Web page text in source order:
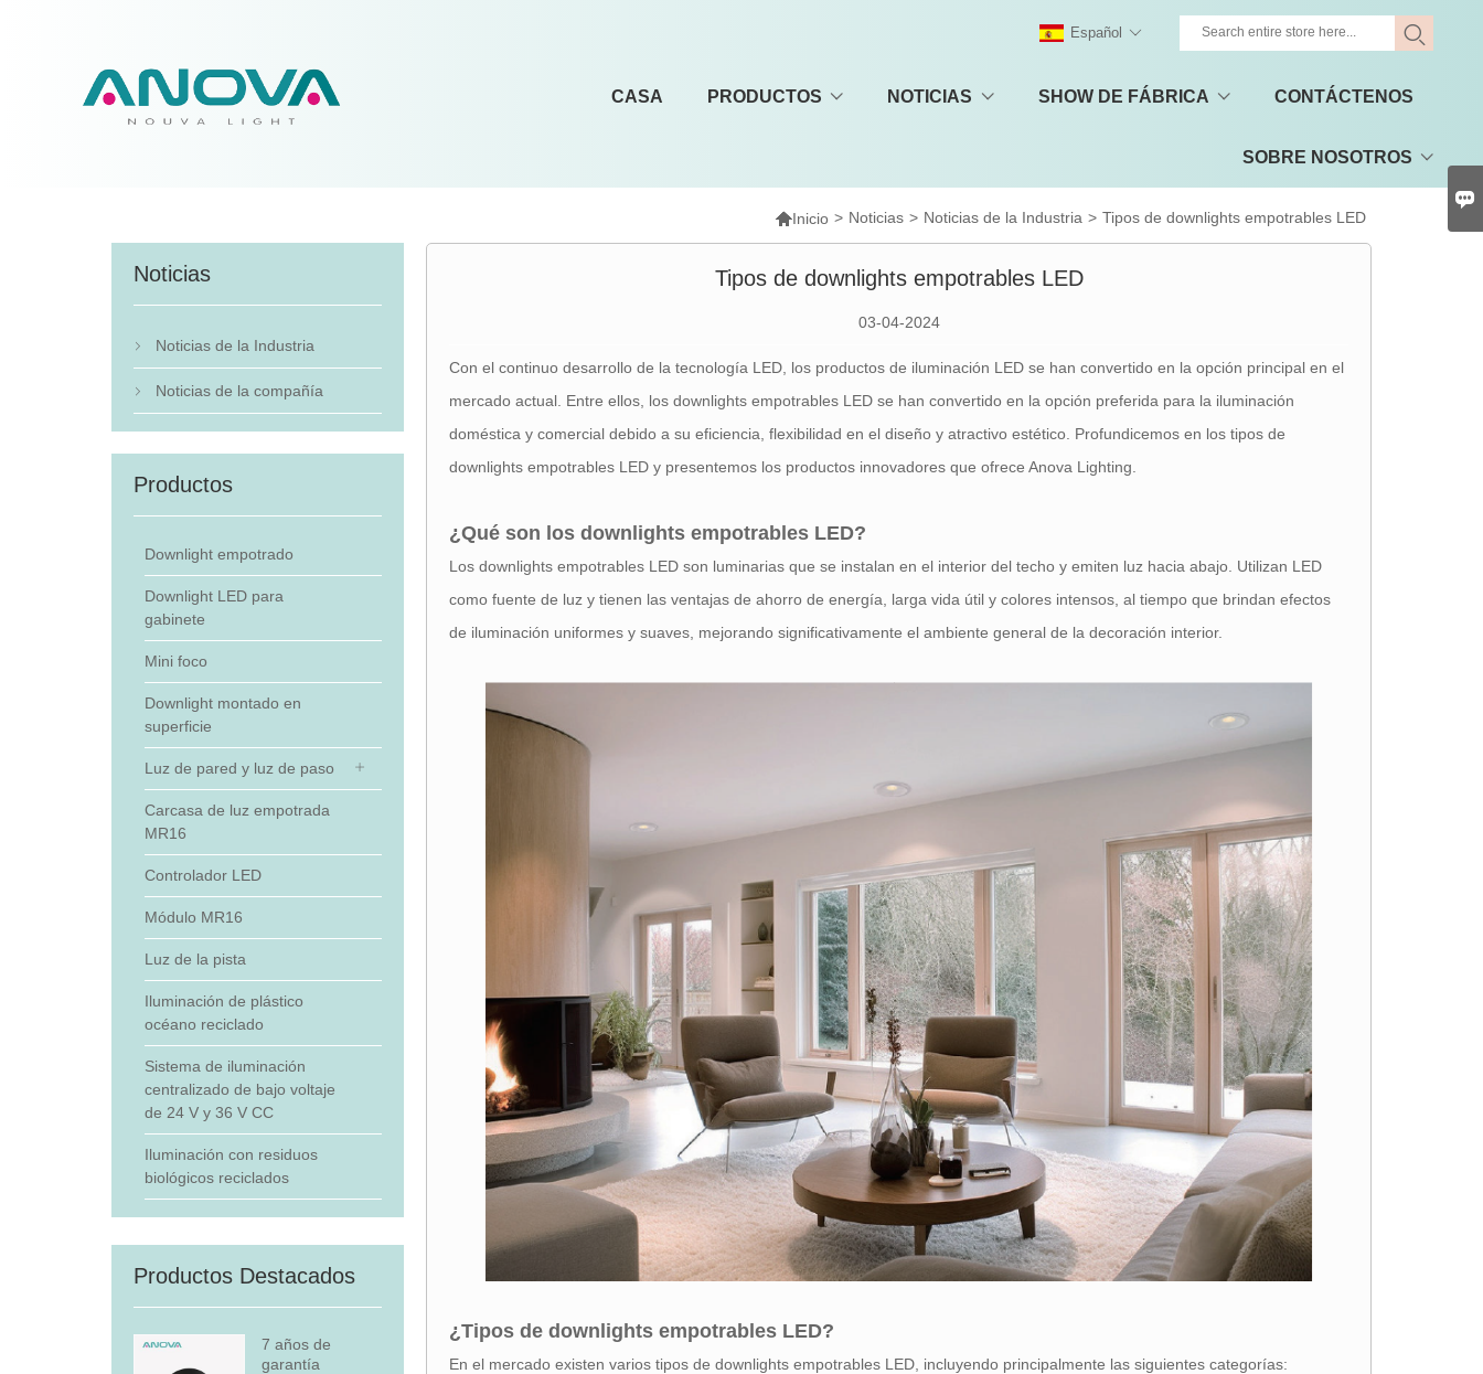
CASA PRODUCTOS NOTICIAS SHOW DE FÁBRICA CONTÁCTENOS
SOBRE NOSOTROS
Español
Inicio > Noticias > Noticias de la Industria > Tipos de downlights empotrables LED
Noticias
 Noticias de la Industria
 Noticias de la compañía
Productos
Downlight empotrado
Downlight LED para
gabinete
Mini foco
Downlight montado en
superficie
Luz de pared y luz de paso
Carcasa de luz empotrada
MR16
Controlador LED
Módulo MR16
Luz de la pista
Iluminación de plástico
océano reciclado
Sistema de iluminación
centralizado de bajo voltaje
de 24 V y 36 V CC
Iluminación con residuos
biológicos reciclados
Productos Destacados
7 años de
garantía
Tipos de downlights empotrables LED
03-04-2024
Con el continuo desarrollo de la tecnología LED, los productos de iluminación LED se han convertido en la opción principal en el
mercado actual. Entre ellos, los downlights empotrables LED se han convertido en la opción preferida para la iluminación
doméstica y comercial debido a su eficiencia, flexibilidad en el diseño y atractivo estético. Profundicemos en los tipos de
downlights empotrables LED y presentemos los productos innovadores que ofrece Anova Lighting.
¿Qué son los downlights empotrables LED?
Los downlights empotrables LED son luminarias que se instalan en el interior del techo y emiten luz hacia abajo. Utilizan LED
como fuente de luz y tienen las ventajas de ahorro de energía, larga vida útil y colores intensos, al tiempo que brindan efectos
de iluminación uniformes y suaves, mejorando significativamente el ambiente general de la decoración interior.
¿Tipos de downlights empotrables LED?
En el mercado existen varios tipos de downlights empotrables LED, incluyendo principalmente las siguientes categorías:
